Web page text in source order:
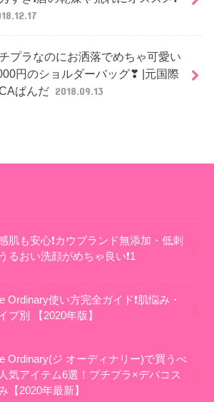
プラなのにお洒落でめちゃ可愛い
円のショルダーバッグ❣ |元国際
ぱんだ 2018.09.13
肌も安心❗カウブランド無添加・低刺
るおい洗顔がめちゃ良い❗1
Ordinary使い方完全ガイド❗肌悩み・
プ別 【2020年版】
Ordinary(ジ オーディナリー)で買うべ
気アイテム6選！プチプラ×デパコス
【2020年最新】